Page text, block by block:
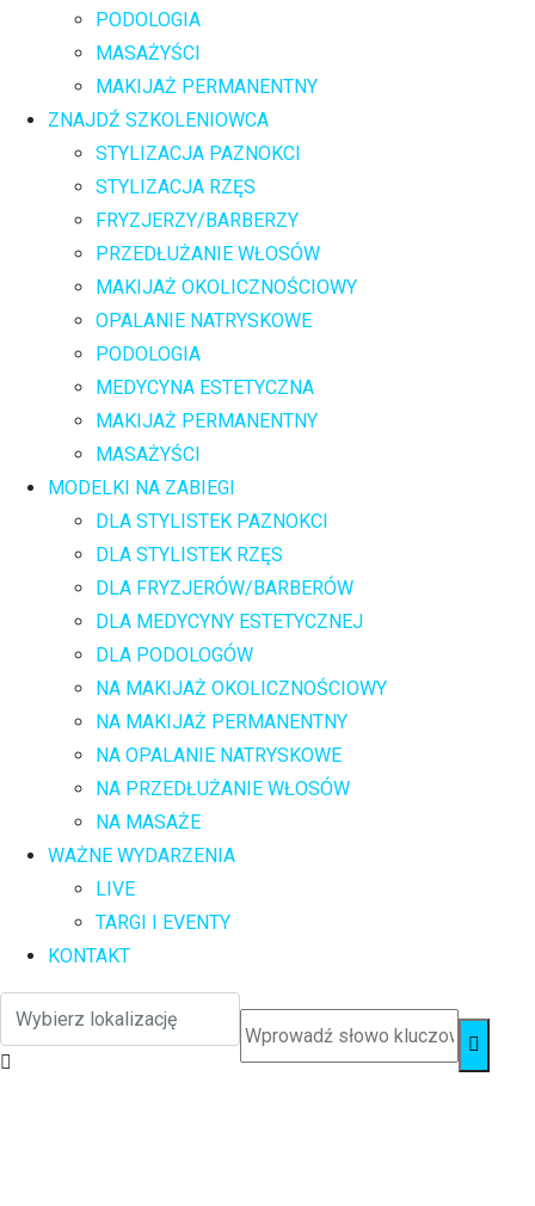
PODOLOGIA
MASAŻYŚCI
MAKIJAŻ PERMANENTNY
ZNAJDŹ SZKOLENIOWCA
STYLIZACJA PAZNOKCI
STYLIZACJA RZĘS
FRYZJERZY/BARBERZY
PRZEDŁUŻANIE WŁOSÓW
MAKIJAŻ OKOLICZNOŚCIOWY
OPALANIE NATRYSKOWE
PODOLOGIA
MEDYCYNA ESTETYCZNA
MAKIJAŻ PERMANENTNY
MASAŻYŚCI
MODELKI NA ZABIEGI
DLA STYLISTEK PAZNOKCI
DLA STYLISTEK RZĘS
DLA FRYZJERÓW/BARBERÓW
DLA MEDYCYNY ESTETYCZNEJ
DLA PODOLOGÓW
NA MAKIJAŻ OKOLICZNOŚCIOWY
NA MAKIJAŻ PERMANENTNY
NA OPALANIE NATRYSKOWE
NA PRZEDŁUŻANIE WŁOSÓW
NA MASAŻE
WAŻNE WYDARZENIA
LIVE
TARGI I EVENTY
KONTAKT